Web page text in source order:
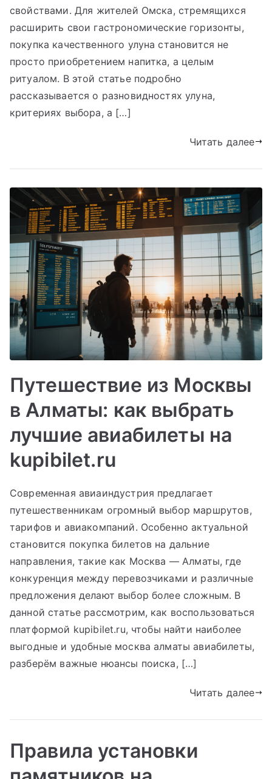
свойствами. Для жителей Омска, стремящихся
расширить свои гастрономические горизонты,
покупка качественного улуна становится не
просто приобретением напитка, а целым
ритуалом. В этой статье подробно
рассказывается о разновидностях улуна,
критериях выбора, а […]
Читать далее
Путешествие из Москвы
в Алматы: как выбрать
лучшие авиабилеты на
kupibilet.ru
Современная авиаиндустрия предлагает
путешественникам огромный выбор маршрутов,
тарифов и авиакомпаний. Особенно актуальной
становится покупка билетов на дальние
направления, такие как Москва — Алматы, где
конкуренция между перевозчиками и различные
предложения делают выбор более сложным. В
данной статье рассмотрим, как воспользоваться
платформой kupibilet.ru, чтобы найти наиболее
выгодные и удобные москва алматы авиабилеты,
разберём важные нюансы поиска, […]
Читать далее
Правила установки